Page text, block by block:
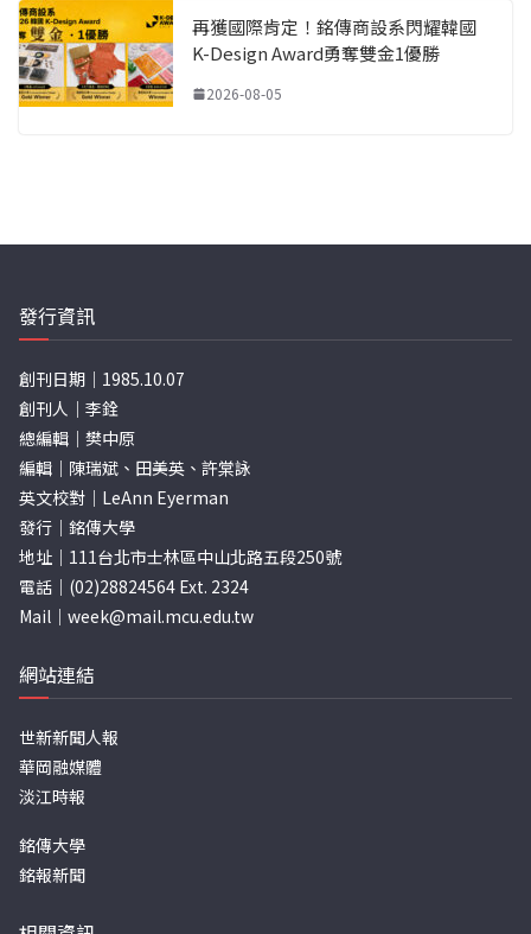
再獲國際肯定！銘傳商設系閃耀韓國
K-Design Award勇奪雙金1優勝
2026-08-05
發行資訊
創刊日期｜1985.10.07
創刊人｜李銓
總編輯｜樊中原
編輯｜陳瑞斌、田美英、許棠詠
英文校對｜LeAnn Eyerman
發行｜銘傳大學
地址｜111台北市士林區中山北路五段250號
電話｜(02)28824564 Ext. 2324
Mail｜ week@mail.mcu.edu.tw
網站連結
世新新聞人報
華岡融媒體
淡江時報
銘傳大學
銘報新聞